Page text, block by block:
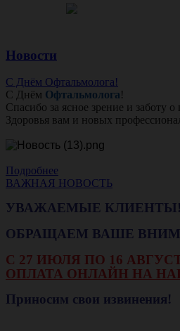
Новости
С Днём Офтальмолога!
С Днём Офтальмолога!
Спасибо за ясное зрение и заботу о
Здоровья вам и новых
Подробнее
ВАЖНАЯ НОВОСТЬ
УВАЖАЕМЫЕ КЛИЕНТЫ!
ОБРАЩАЕМ ВАШЕ
С 27 ИЮЛЯ ПО 16
ОПЛАТА ОНЛАЙН НА
Приносим свои извинения!